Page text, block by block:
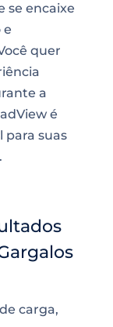
se encaixe
e
quer
a
é
para suas
carga,